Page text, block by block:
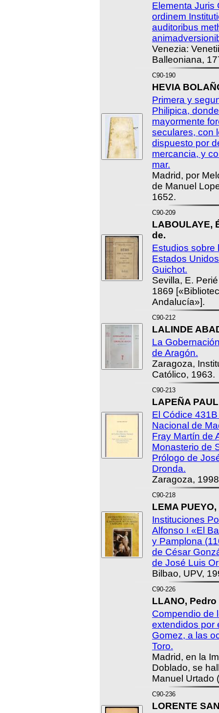
Elementa Juris
ordinem
auditoribus
Venezia:
Balleoniana,
C90-190
HEVIA
Primera y
Philipica,
mayormente
seculares, con
dispuesto por
mercancia, y
mar.
Madrid, por
de Manuel
1652.
C90-209
LABOULAYE,
de.
Estudios sobre
Estados
Guichot.
Sevilla, E.
1869
Andalucía»].
C90-212
LALINDE
La
de Aragón.
Zaragoza,
Católico, 1963.
C90-213
LAPEÑA
El Códice
Nacional de
Fray Martín de
Monasterio de
Prólogo de
Dronda.
Zaragoza,
C90-218
LEMA
Instituciones
Alfonso I «El
y Pamplona
de César
de José Luis
Bilbao, UPV,
C90-226
LLANO,
Compendio de
extendidos por
Gomez, a las
Toro.
Madrid, en la
Doblado, se
Manuel Urtado
C90-236
LORENTE